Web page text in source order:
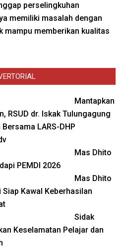
perselingkuhan
memiliki masalah dengan
mampu memberikan kualitas
Mantapkan
RSUD dr. Iskak Tulungagung
LARS-DHP
Mas Dhito
PEMDI 2026
Mas Dhito
Kawal Keberhasilan
Sidak
Keselamatan Pelajar dan